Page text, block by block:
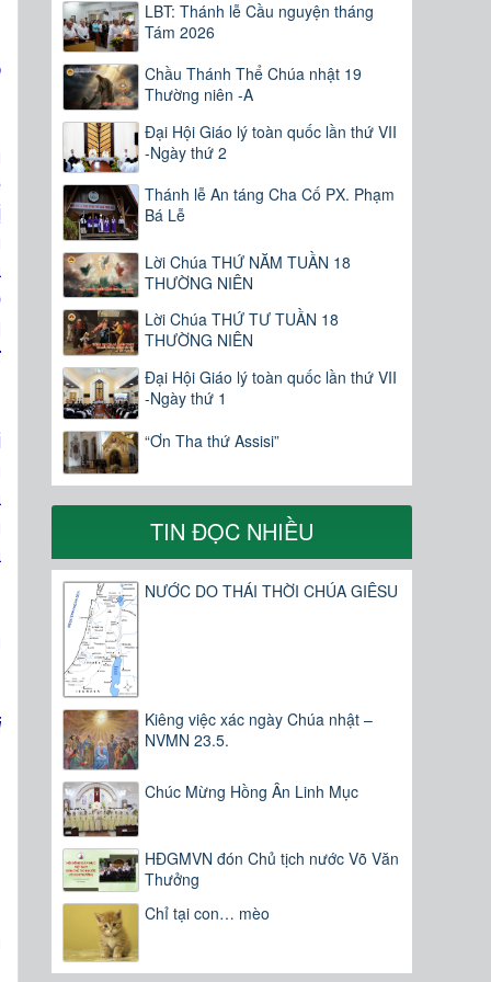
LBT: Thánh lễ Cầu nguyện tháng
Tám 2026
Chầu Thánh Thể Chúa nhật 19
Thường niên -A
Đại Hội Giáo lý toàn quốc lần thứ VII
-Ngày thứ 2
Thánh lễ An táng Cha Cố PX. Phạm
Bá Lễ
Lời Chúa THỨ NĂM TUẦN 18
THƯỜNG NIÊN
Lời Chúa THỨ TƯ TUẦN 18
THƯỜNG NIÊN
Đại Hội Giáo lý toàn quốc lần thứ VII
-Ngày thứ 1
“Ơn Tha thứ Assisi”
TIN ĐỌC NHIỀU
NƯỚC DO THÁI THỜI CHÚA GIÊSU
Kiêng việc xác ngày Chúa nhật –
NVMN 23.5.
Chúc Mừng Hồng Ân Linh Mục
HĐGMVN đón Chủ tịch nước Võ Văn
Thưởng
Chỉ tại con… mèo